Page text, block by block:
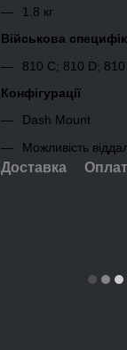
1.8 кг
Військова
810 C; 810 D;
Конфігурації
Dash Mount
Можливість
Доставка